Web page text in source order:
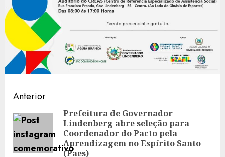
Continue
Reading
Anterior
Prefeitura de Governador
Lindenberg abre seleção para
Coordenador do Pacto pela
Aprendizagem no Espírito Santo
(Paes)